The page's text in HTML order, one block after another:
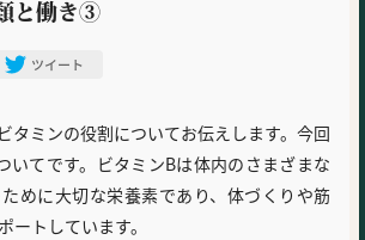
と働き③
ツイート
タミンの役割についてお伝えします。今回
いてです。ビタミンBは体内のさまざまな
めに大切な栄養素であり、体づくりや筋
ートしています。